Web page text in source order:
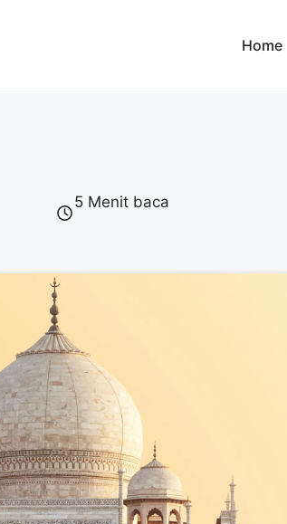
Home
5 Menit baca